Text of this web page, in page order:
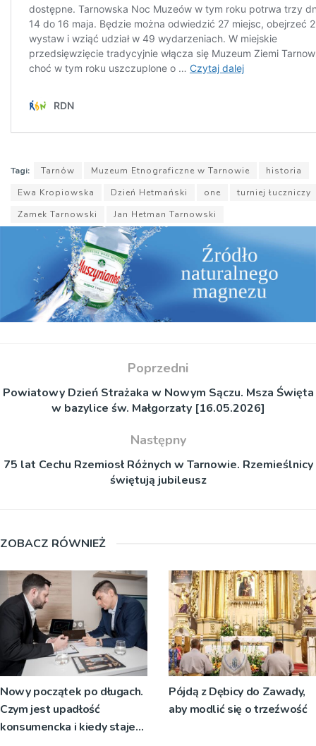
Tagi: Tarnów Muzeum Etnograficzne w Tarnowie
historia
Ewa Kropiowska
Dzień Hetmański one
turniej łuczniczy
Zamek Tarnowski
Jan Hetman Tarnowski
Poprzedni
Powiatowy Dzień Strażaka w Nowym Sączu. Msza Święta
w bazylice św. Małgorzaty [16.05.2026]
Następny
75 lat Cechu Rzemiosł Różnych w Tarnowie. Rzemieślnicy
świętują jubileusz
ZOBACZ RÓWNIEŻ
Nowy początek po długach.
Czym jest upadłość
konsumencka i kiedy staje
Pójdą z Dębicy do Zawady,
aby modlić się o trzeźwość